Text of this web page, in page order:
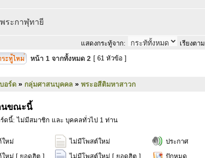
พระกาฬุทายี
แสดงกระทู้จาก: เรียงตาม
หน้า 1 จากทั้งหมด 2 [ 61 หัวข้อ ]
อร์ด » กลุ่มศาสนบุคคล » พระอสีติมหาสาวก
นขณะนี้
ร์ดนี้: ไม่มีสมาชิก และ บุคคลทั่วไป 1 ท่าน
ใหม่ ไม่มีโพสต์ใหม่
ประกาศ
ใหม่ [ ยอดฮิต ]
ไม่มีโพสต์ใหม่ [ ยอดฮิต ] ปักหมุด